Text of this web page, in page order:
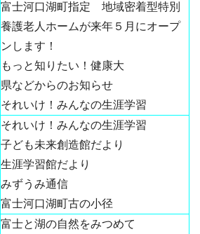
富士河口湖町指定 地域密着型特別
養護老人ホームが来年５月にオープ
ンします！
もっと知りたい！健康大
県などからのお知らせ
それいけ！みんなの生涯学習
それいけ！みんなの生涯学習
子ども未来創造館だより
生涯学習館だより
みずうみ通信
富士河口湖町古の小径
富士と湖の自然をみつめて